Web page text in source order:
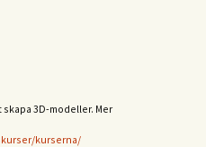
3D-modeller. Mer
kurserna/